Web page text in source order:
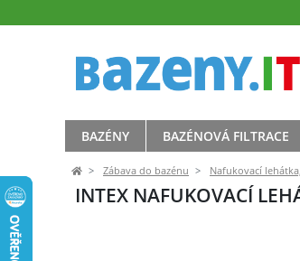
BAZÉNY BAZÉNOVÁ FILTRACE
Zábava do bazénu Nafukovací
INTEX NAFUKOVACÍ